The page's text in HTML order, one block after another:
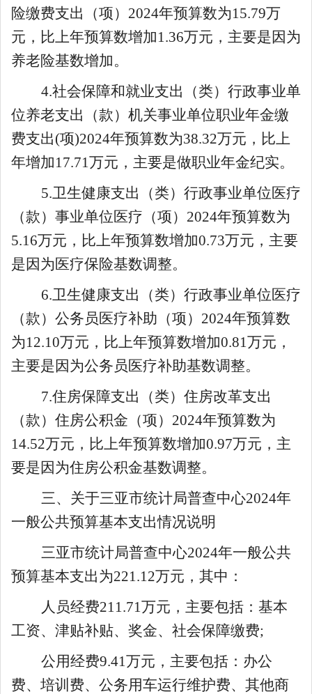
险缴费支出（项） 2024年预算数为15.79万
元，比上年预算数增加1.36万元 ，主要是因为
养老险基数增加。
4.社会保障和就业支出（类）行政事业单
位养老支出（款） 机关事业单位职业年金缴
费支出(项)2024年预算数为38.32万元，比上
年增加17.71万元，主要是做职业年金纪实。
5.卫生健康支出（类）行政事业单位医疗
（款）事业单位医疗（项） 2024年预算数为
5.16万元，比上年预算数增加0.73万元 ，主要
是因为医疗保险基数调整。
6.卫生健康支出（类）行政事业单位医疗
（款）公务员医疗补助（项） 2024年预算数
为12.10万元，比上年预算数增加0.81万元 ，
主要是因为公务员医疗补助基数调整。
7.住房保障支出（类）住房改革支出
（款）住房公积金（项） 2024年预算数为
14.52万元，比上年预算数增加0.97万元 ，主
要是因为住房公积金基数调整。
三、关于三亚市统计局普查中心2024年
一般公共预算基本支出情况说明
三亚市统计局普查中心2024年一般公共
预算基本支出为221.12万元，其中：
人员经费211.71万元，主要包括：基本
工资、津贴补贴、奖金、社会保障缴费;
公用经费9.41万元，主要包括：办公
费、培训费、公务用车运行维护费、其他商